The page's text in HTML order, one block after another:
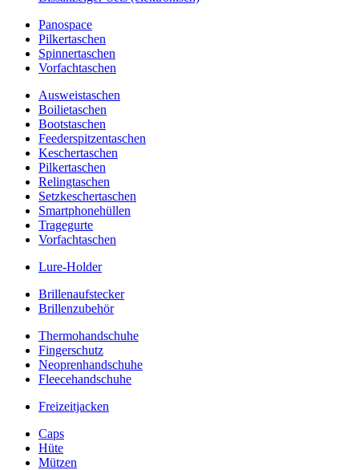
Panospace
Pilkertaschen
Spinnertaschen
Vorfachtaschen
Ausweistaschen
Boilietaschen
Bootstaschen
Feederspitzentaschen
Keschertaschen
Pilkertaschen
Relingtaschen
Setzkeschertaschen
Smartphonehüllen
Tragegurte
Vorfachtaschen
Lure-Holder
Brillenaufstecker
Brillenzubehör
Thermohandschuhe
Fingerschutz
Neoprenhandschuhe
Fleecehandschuhe
Freizeitjacken
Caps
Hüte
Mützen